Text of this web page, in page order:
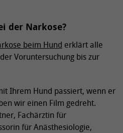
der Narkose?
beim Hund erklärt alle
Voruntersuchung bis zur
Ihrem Hund passiert, wenn er
wir einen Film gedreht.
Fachärztin für
für Anästhesiologie,